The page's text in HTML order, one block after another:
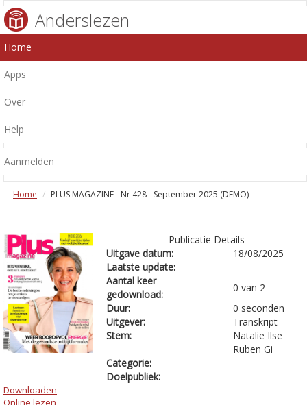
Anderslezen
Home
Apps
Over
Help
Aanmelden
Home PLUS MAGAZINE - Nr 428 - September 2025 (DEMO)
Publicatie Details
Uitgave datum:
18/08/2025
Laatste update:
Aantal keer
gedownload:
0 van 2
Duur:
0 seconden
Uitgever:
Transkript
Stem:
Natalie Ilse
Ruben Gi
Categorie:
Doelpubliek:
Downloaden
Online lezen